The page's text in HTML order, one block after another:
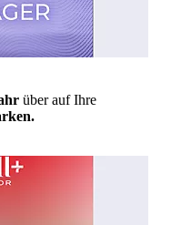
über auf Ihre